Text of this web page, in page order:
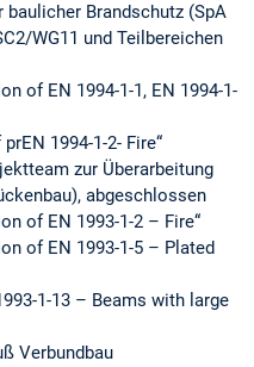
baulicher Brandschutz (SpA
WG11 und Teilbereichen
of EN 1994-1-1, EN 1994-1-
1994-1-2- Fire“
zur Überarbeitung
abgeschlossen
of EN 1993-1-2 – Fire“
of EN 1993-1-5 – Plated
1-13 – Beams with large
Verbundbau